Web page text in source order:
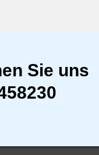
Sie uns